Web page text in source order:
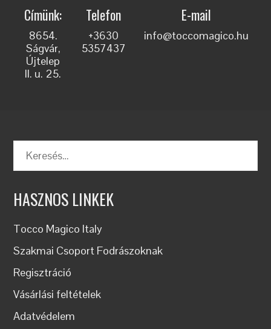
Címünk:
8654.
Ságvár,
Újtelep
II. u. 25.
Telefon
+3630
5357437
E-mail
info@toccomagico.hu
HASZNOS LINKEK
Tocco Magico Italy
Szakmai Csoport Fodrászoknak
Regisztráció
Vásárlási feltételek
Adatvédelem